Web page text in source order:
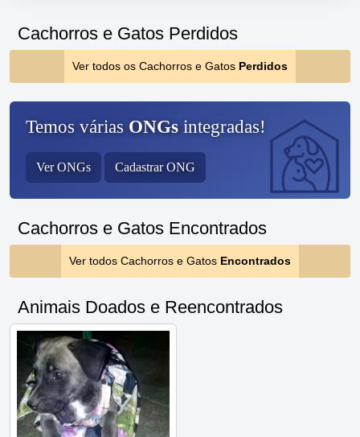
Cachorros e Gatos Perdidos
Ver todos os Cachorros e Gatos Perdidos
Temos várias ONGs integradas!
Ver ONGs Cadastrar ONG
Cachorros e Gatos Encontrados
Ver todos Cachorros e Gatos Encontrados
Animais Doados e Reencontrados